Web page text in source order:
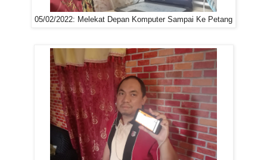
05/02/2022: Melekat Depan Komputer Sampai Ke Petang